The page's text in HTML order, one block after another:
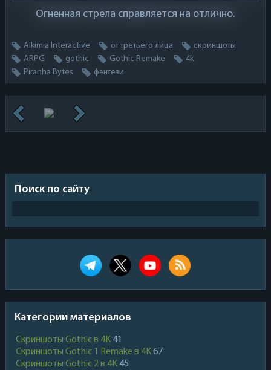
Огненная стрела справляется на отлично.
Alkimia Interactive от третьего лица
скриншоты
ARPG
gothic Gothic Remake
4k
Piranha Bytes
фэнтези
Поиск по сайту
Категории материалов
Скриншоты Gothic в 4K 41
Скриншоты Gothic 1 Remake в 4K67
Скриншоты Gothic 2 в 4K 45